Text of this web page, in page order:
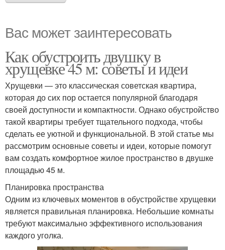
Вас может заинтересовать
Как обустроить двушку в
хрущевке 45 м: советы и идеи
Хрущевки — это классическая советская квартира,
которая до сих пор остается популярной благодаря
своей доступности и компактности. Однако обустройство
такой квартиры требует тщательного подхода, чтобы
сделать ее уютной и функциональной. В этой статье мы
рассмотрим основные советы и идеи, которые помогут
вам создать комфортное жилое пространство в двушке
площадью 45 м.
Планировка пространства
Одним из ключевых моментов в обустройстве хрущевки
является правильная планировка. Небольшие комнаты
требуют максимально эффективного использования
каждого уголка.